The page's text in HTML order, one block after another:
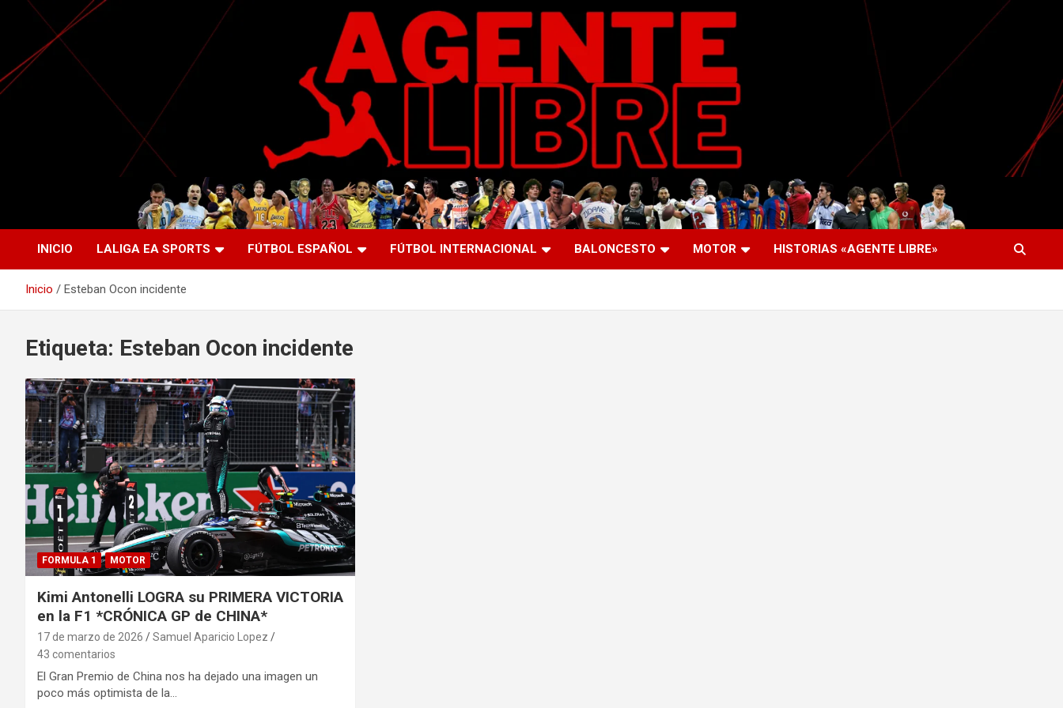
Saltar
contenido
Agente Libre Digital
La nueva generación del periodismo deportivo.
INICIO LALIGA EA SPORTS FÚTBOL ESPAÑOL FÚTBOL INTERNACIONAL BALONCESTO MOTOR HISTORIAS «AGENTE LIBRE»
Inicio Esteban Ocon incidente
Etiqueta: Esteban Ocon incidente
FORMULA 1 MOTOR
Kimi Antonelli LOGRA su PRIMERA VICTORIA
en la F1 *CRÓNICA GP de CHINA*
17 de marzo de 2026
Samuel Aparicio Lopez
43 comentarios
El Gran Premio de China nos ha dejado una imagen un
poco más optimista de la…